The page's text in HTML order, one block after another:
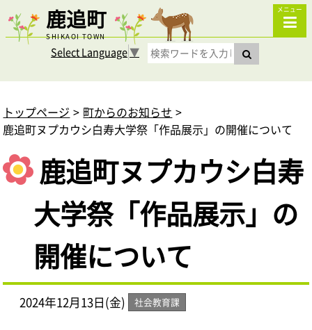
鹿追町
SHIKAOI TOWN
メニュー
Select Language▼
トップページ
町からのお知らせ
鹿追町ヌプカウシ白寿大学祭「作品展示」の開催について
鹿追町ヌプカウシ白寿
大学祭「作品展示」の
開催について
2024年12月13日(金) 社会教育課